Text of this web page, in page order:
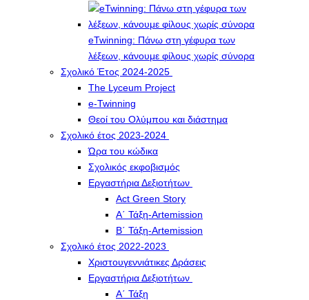
eTwinning: Πάνω στη γέφυρα των
λέξεων, κάνουμε φίλους χωρίς σύνορα
Σχολικό Έτος 2024-2025
The Lyceum Project
e-Twinning
Θεοί του Ολύμπου και διάστημα
Σχολικό έτος 2023-2024
Ώρα του κώδικα
Σχολικός εκφοβισμός
Εργαστήρια Δεξιοτήτων
Act Green Story
Α΄ Τάξη-Artemission
Β΄ Τάξη-Artemission
Σχολικό έτος 2022-2023
Χριστουγεννιάτικες Δράσεις
Εργαστήρια Δεξιοτήτων
Α΄ Τάξη